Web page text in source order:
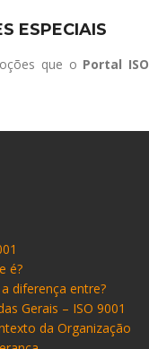
ESPECIAIS
que o Portal ISO
é?
diferença entre?
Gerais – ISO 9001
da Organização